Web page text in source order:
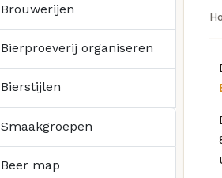
Brouwerijen
Bierproeverij organiseren
Bierstijlen
Smaakgroepen
Beer map